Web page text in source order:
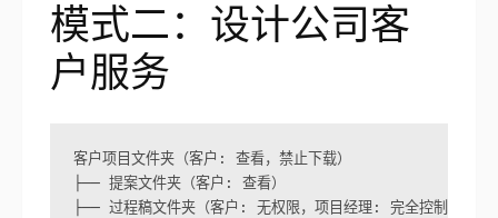
模式二：设计公司客
户服务
客户项目文件夹（客户: 查看，禁止下载）
├── 提案文件夹（客户: 查看）
├── 过程稿文件夹（客户: 无权限，项目经理: 完全控制）